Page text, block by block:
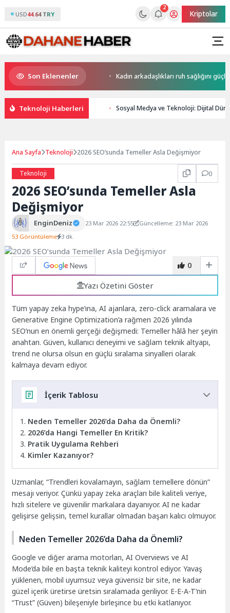
USD44.64 TRY
2
Kriptolar
Son Eklenenler
yapay zekaya bırakıyor Kadın arkadaşlıkları ruh sağlığını
Teknoloji Haberleri Sosyal Medya ve Teknoloji: Dijital
Ana Sayfa Teknoloji 2026 SEO’sunda Temeller Asla Değişmiyor
Teknoloji 0
2026 SEO’sunda Temeller Asla
Değişmiyor
EnginDeniz 23 Mar 2026 22:55
Güncelleme: 23 Mar 2026
53 Görüntüleme 3 dk.
0
Yazı Özetini Göster
Tüm yapay zeka hype’ına, AI ajanlara, zero-click aramalara ve
Generative Engine Optimization’a rağmen 2026 yılında
SEO’nun en önemli gerçeği değişmedi: Temeller hâlâ her şeyin
anahtarı. Güven, kullanıcı deneyimi ve sağlam teknik altyapı,
trend ne olursa olsun en güçlü sıralama sinyalleri olarak
kalmaya devam ediyor.
İçerik Tablosu
Neden Temeller 2026’da Daha da Önemli?
2026’da Hangi Temeller En Kritik?
Pratik Uygulama Rehberi
Kimler Kazanıyor?
Uzmanlar, “Trendleri kovalamayın, sağlam temellere dönün”
mesajı veriyor. Çünkü yapay zeka araçları bile kaliteli veriye,
hızlı sitelere ve güvenilir markalara dayanıyor. AI ne kadar
gelişirse gelişsin, temel kurallar olmadan başarı kalıcı olmuyor.
Neden Temeller 2026’da Daha da Önemli?
Google ve diğer arama motorları, AI Overviews ve AI
Mode’da bile en başta teknik kaliteyi kontrol ediyor. Yavaş
yüklenen, mobil uyumsuz veya güvensiz bir site, ne kadar
güzel içerik üretirse üretsin sıralamada geriliyor. E-E-A-T’nin
“Trust” (Güven) bileşeniyle birleşince bu etki katlanıyor.